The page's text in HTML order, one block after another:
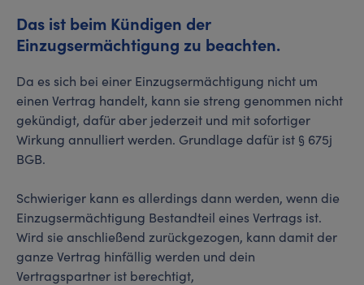
Das ist beim Kündigen der
Einzugsermächtigung zu beachten.
Da es sich bei einer Einzugsermächtigung nicht um
einen Vertrag handelt, kann sie streng genommen nicht
gekündigt, dafür aber jederzeit und mit sofortiger
Wirkung annulliert werden. Grundlage dafür ist § 675j
BGB.
Schwieriger kann es allerdings dann werden, wenn die
Einzugsermächtigung Bestandteil eines Vertrags ist.
Wird sie anschließend zurückgezogen, kann damit der
ganze Vertrag hinfällig werden und dein
Vertragspartner ist berechtigt,